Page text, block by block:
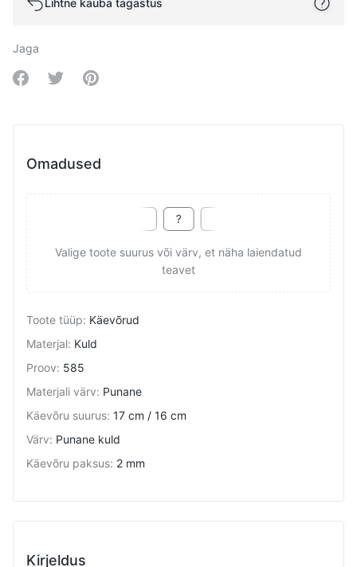
Lihtne kauba tagastus
Jaga
Share on Facebook
Share on Twitter
Share on Pinterest
Omadused
Valige toote suurus või värv, et näha laiendatud
teavet
Toote tüüp: Käevõrud
Materjal: Kuld
Proov: 585
Materjali värv: Punane
Käevõru suurus: 17 cm / 16 cm
Värv: Punane kuld
Käevõru paksus: 2 mm
Kirjeldus